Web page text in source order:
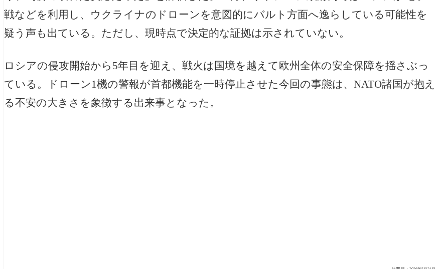
戦などを利用し、ウクライナのドローンを意図的にバルト方面へ逸らしている可能性を
疑う声も出ている。ただし、現時点で決定的な証拠は示されていない。
ロシアの侵攻開始から5年目を迎え、戦火は国境を越えて欧州全体の安全保障を揺さぶっ
ている。ドローン1機の警報が首都機能を一時停止させた今回の事態は、NATO諸国が抱え
る不安の大きさを象徴する出来事となった。